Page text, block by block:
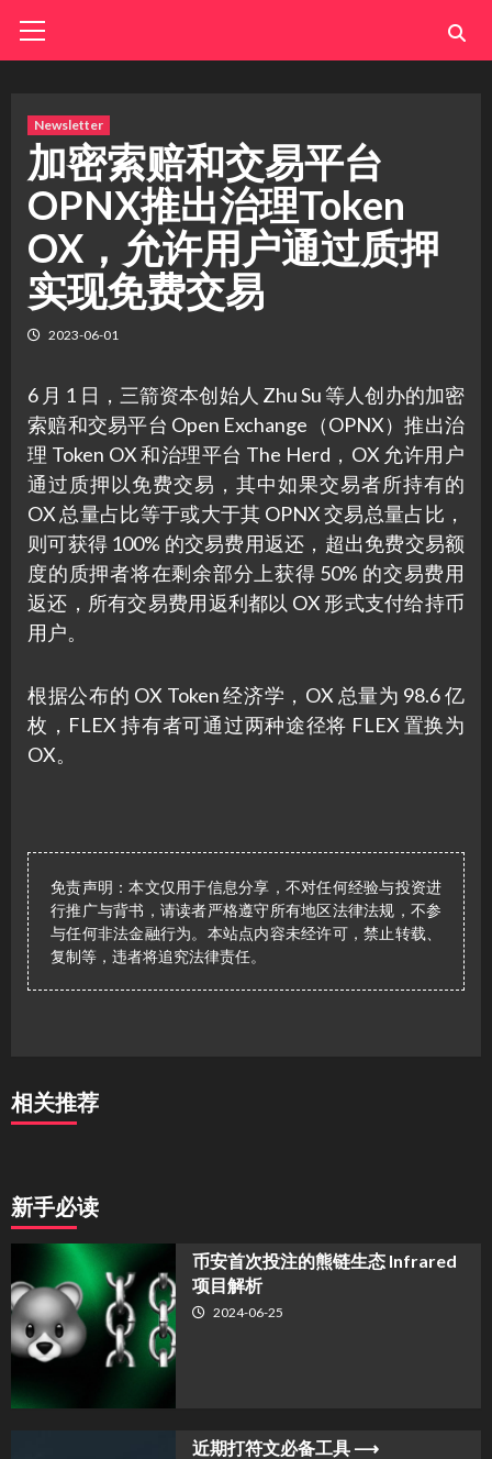
Menu
Newsletter
加密索赔和交易平台
OPNX推出治理Token
OX，允许用户通过质押
实现免费交易
2023-06-01
6 月 1 日，三箭资本创始人 Zhu Su 等人创办的加密
索赔和交易平台 Open Exchange（OPNX）推出治
理 Token OX 和治理平台 The Herd，OX 允许用户
通过质押以免费交易，其中如果交易者所持有的
OX 总量占比等于或大于其 OPNX 交易总量占比，
则可获得 100% 的交易费用返还，超出免费交易额
度的质押者将在剩余部分上获得 50% 的交易费用
返还，所有交易费用返利都以 OX 形式支付给持币
用户。
根据公布的 OX Token 经济学，OX 总量为 98.6 亿
枚，FLEX 持有者可通过两种途径将 FLEX 置换为
OX。
免责声明：本文仅用于信息分享，不对任何经验与投资进
行推广与背书，请读者严格遵守所有地区法律法规，不参
与任何非法金融行为。本站点内容未经许可，禁止转载、
复制等，违者将追究法律责任。
相关推荐
新手必读
币安首次投注的熊链生态 Infrared
项目解析
2024-06-25
近期打符文必备工具 ⟶